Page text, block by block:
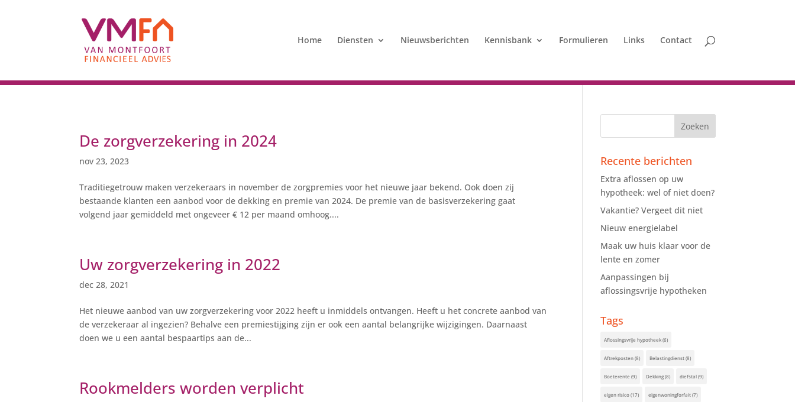
Home Diensten Nieuwsberichten Kennisbank Formulieren Links Contact
De zorgverzekering in 2024
nov 23, 2023
Traditiegetrouw maken verzekeraars in november de zorgpremies voor het nieuwe jaar bekend. Ook doen zij
bestaande klanten een aanbod voor de dekking en premie van 2024. De premie van de basisverzekering gaat
volgend jaar gemiddeld met ongeveer € 12 per maand omhoog....
Uw zorgverzekering in 2022
dec 28, 2021
Het nieuwe aanbod van uw zorgverzekering voor 2022 heeft u inmiddels ontvangen. Heeft u het concrete aanbod van
de verzekeraar al ingezien? Behalve een premiestijging zijn er ook een aantal belangrijke wijzigingen. Daarnaast
doen we u een aantal bespaartips aan de...
Rookmelders worden verplicht
Recente berichten
Extra aflossen op uw
hypotheek: wel of niet doen?
Vakantie? Vergeet dit niet
Nieuw energielabel
Maak uw huis klaar voor de
lente en zomer
Aanpassingen bij
aflossingsvrije hypotheken
Tags
Aflossingsvrije hypotheek(6)
Aftrekposten(8) Belastingdienst(8)
Boeterente (9) Dekking(8) diefstal(9)
eigen risico(17) eigenwoningforfait(7)